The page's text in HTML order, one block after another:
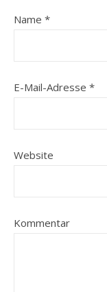
Name *
E-Mail-Adresse *
Website
Kommentar